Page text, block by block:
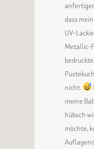
dass
UV-
Metallic-
nicht.
meine
hübsch
möchte,